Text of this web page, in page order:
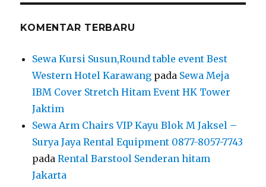
KOMENTAR TERBARU
Sewa Kursi Susun,Round table event Best
Western Hotel Karawang pada Sewa Meja
IBM Cover Stretch Hitam Event HK Tower
Jaktim
Sewa Arm Chairs VIP Kayu Blok M Jaksel –
Surya Jaya Rental Equipment 0877-8057-7743
padaRental Barstool Senderan hitam
Jakarta